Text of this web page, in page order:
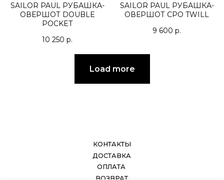
SAILOR PAUL РУБАШКА-
ОВЕРШОТ DOUBLE
POCKET
10 250 р.
SAILOR PAUL РУБАШКА-
ОВЕРШОТ CPO TWILL
9 600 р.
Load more